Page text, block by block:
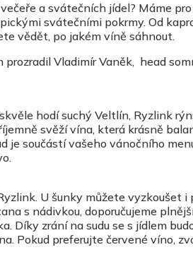
a svátečních jídel? Máme
svátečními pokrmy. Od
vědět, po jakém víně sáhnout.
Vladimír Vaněk, head
hodí suchý Veltlín, Ryzlink
svěží vína, která krásně
je součástí vašeho vánočního
U šunky můžete vyzkoušet i
s nádivkou, doporučujeme
Díky zrání na sudu se s jídlem
Pokud preferujte červené víno,